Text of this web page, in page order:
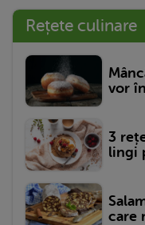
Rețete culinare
vor
3
lingi
care